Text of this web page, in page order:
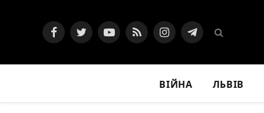
FacebookTwitterYouTubeRSS InstagramTelegram
ВІЙНА ЛЬВІВ